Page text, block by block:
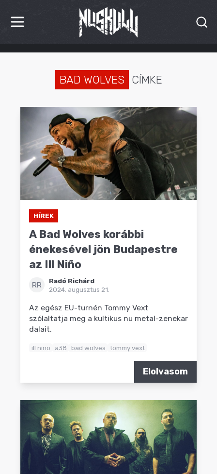
HÍREK
INTERJÚK
PREMIEREK
KULT
MÁSVILÁG
BLOG
BAD WOLVES CÍMKE
HÍREK
A Bad Wolves korábbi
énekesével jön Budapestre
az Ill Niño
RR
Radó Richárd
2024. augusztus 21.
Az egész EU-turnén Tommy Vext
szólaltatja meg a kultikus nu metal-zenekar
dalait.
ill nino a38 bad wolves tommy vext
Elolvasom